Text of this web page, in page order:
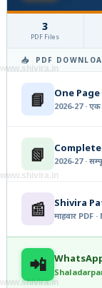
3
PDF Files
📥 PDF
📘 One
2026-27 ·
📗 2026-27 ·
📰 Shivira
माहवार
📲
www.shivira.in
www.shivira.in
www.shivira.in